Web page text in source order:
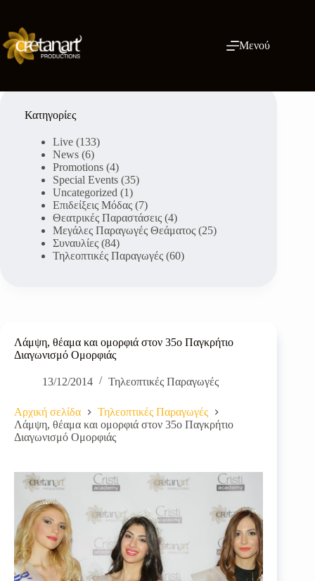
περιεχόμενο
Μενού
Λάμψη, θέαμα και ομορφιά στον 35ο Παγκρήτιο
Διαγωνισμό Ομορφιάς
13/12/2014 Τηλεοπτικές Παραγωγές
Αρχική σελίδα
Τηλεοπτικές Παραγωγές
Λάμψη, θέαμα και ομορφιά στον 35ο Παγκρήτιο
Διαγωνισμό Ομορφιάς
Κατηγορίες
Live (133)
News (6)
Promotions (4)
Special Events (35)
Uncategorized (1)
Επιδείξεις Μόδας (7)
Θεατρικές Παραστάσεις (4)
Μεγάλες Παραγωγές Θεάματος (25)
Συναυλίες (84)
Τηλεοπτικές Παραγωγές (60)